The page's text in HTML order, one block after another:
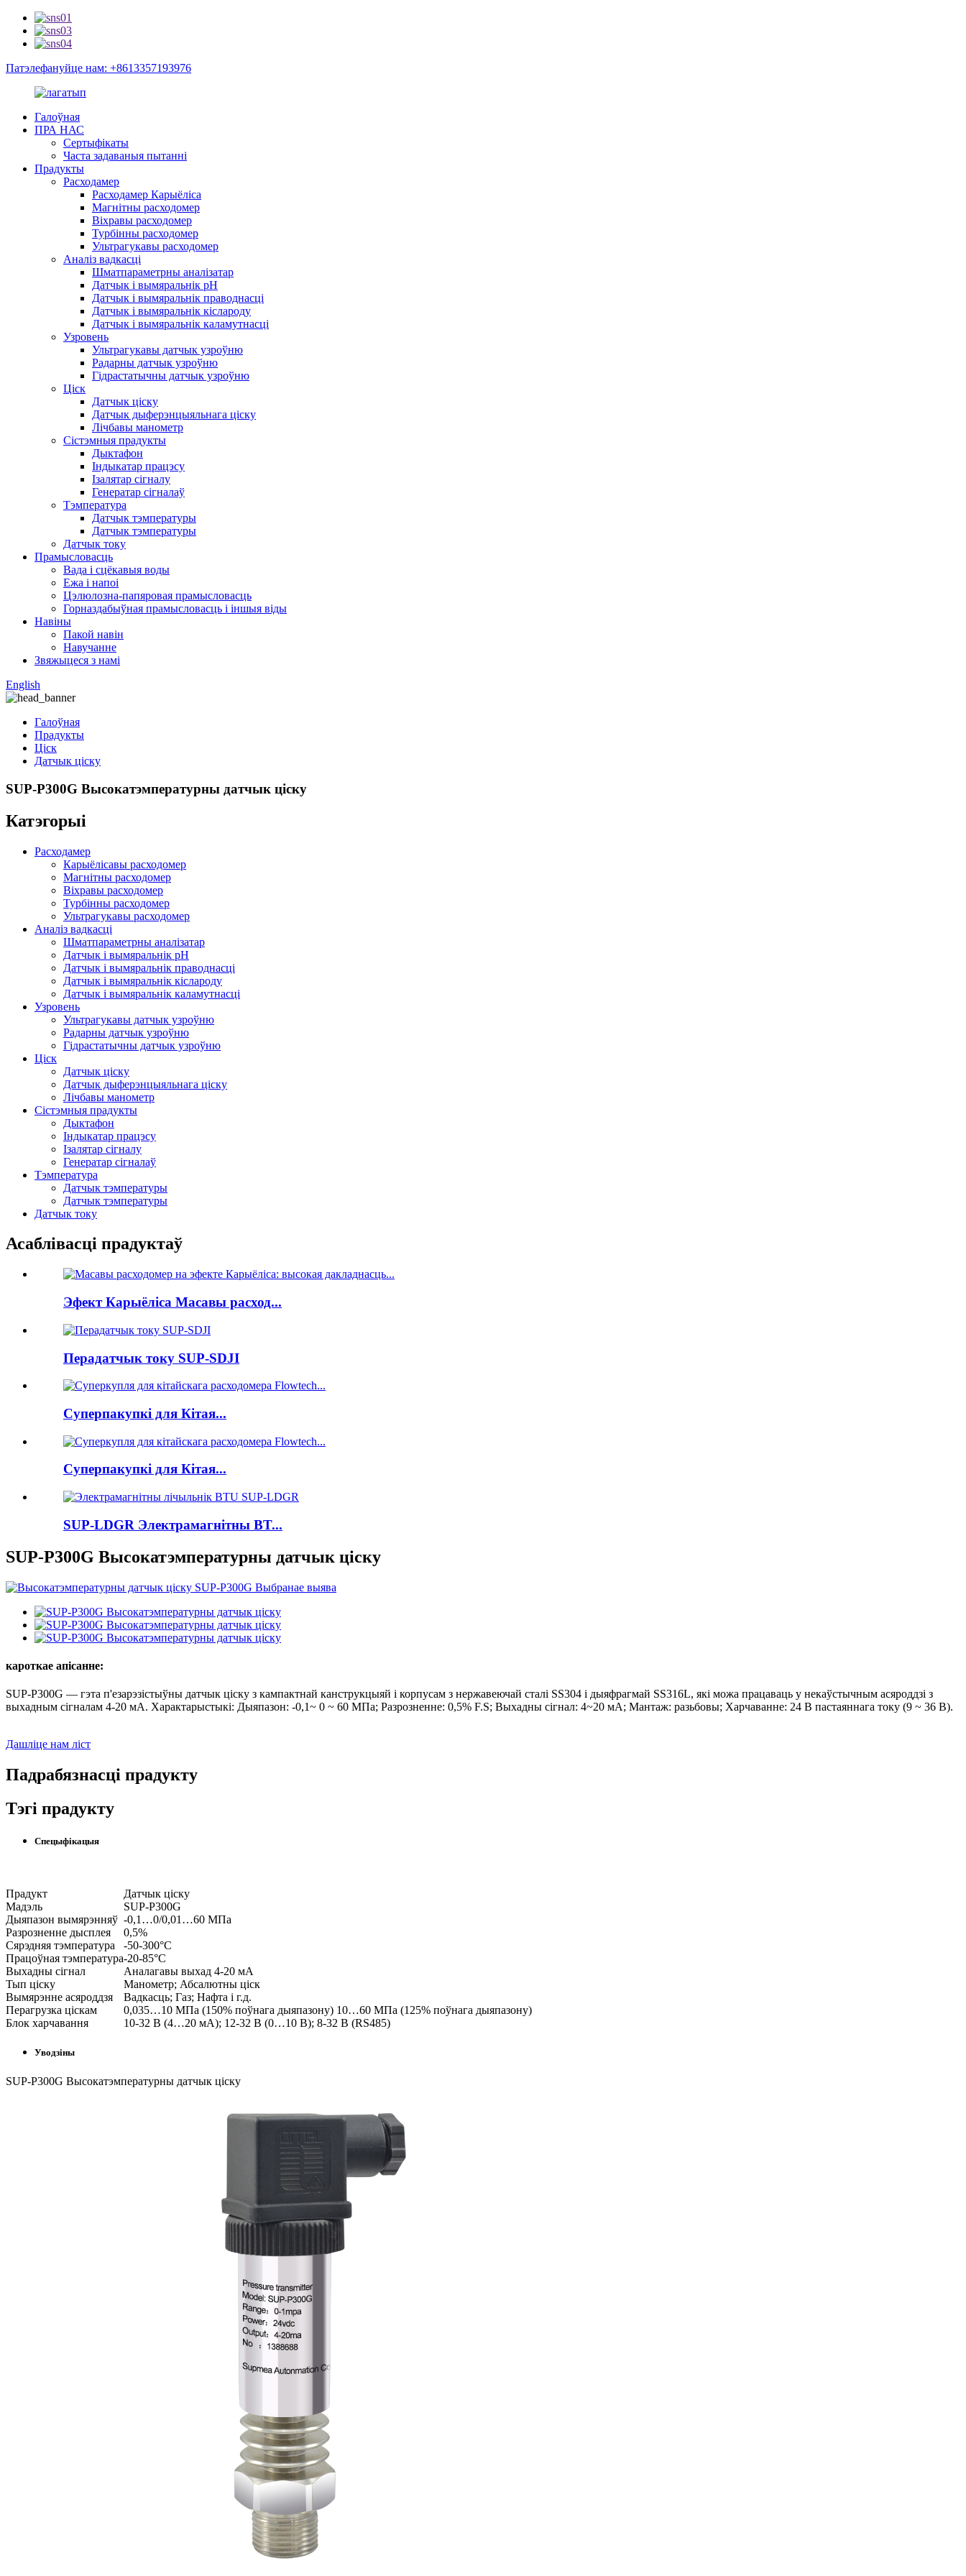
Патэлефануйце нам: +8613357193976
Галоўная
ПРА НАС
Сертыфікаты
Часта задаваныя пытанні
Прадукты
Расходамер
Расходамер Карыёліса
Магнітны расходомер
Віхравы расходомер
Турбінны расходомер
Ультрагукавы расходомер
Аналіз вадкасці
Шматпараметрны аналізатар
Датчык і вымяральнік pH
Датчык і вымяральнік праводнасці
Датчык і вымяральнік кіслароду
Датчык і вымяральнік каламутнасці
Узровень
Ультрагукавы датчык узроўню
Радарны датчык узроўню
Гідрастатычны датчык узроўню
Ціск
Датчык ціску
Датчык дыферэнцыяльнага ціску
Лічбавы манометр
Сістэмныя прадукты
Дыктафон
Індыкатар працэсу
Ізалятар сігналу
Генератар сігналаў
Тэмпература
Датчык тэмпературы
Датчык тэмпературы
Датчык току
Прамысловасць
Вада і сцёкавыя воды
Ежа і напоі
Цэлюлозна-папяровая прамысловасць
Горназдабыўная прамысловасць і іншыя віды
Навіны
Пакой навін
Навучанне
Звяжыцеся з намі
English
Галоўная
Прадукты
Ціск
Датчык ціску
SUP-P300G Высокатэмпературны датчык ціску
Катэгорыі
Расходамер
Карыёлісавы расходомер
Магнітны расходомер
Віхравы расходомер
Турбінны расходомер
Ультрагукавы расходомер
Аналіз вадкасці
Шматпараметрны аналізатар
Датчык і вымяральнік pH
Датчык і вымяральнік праводнасці
Датчык і вымяральнік кіслароду
Датчык і вымяральнік каламутнасці
Узровень
Ультрагукавы датчык узроўню
Радарны датчык узроўню
Гідрастатычны датчык узроўню
Ціск
Датчык ціску
Датчык дыферэнцыяльнага ціску
Лічбавы манометр
Сістэмныя прадукты
Дыктафон
Індыкатар працэсу
Ізалятар сігналу
Генератар сігналаў
Тэмпература
Датчык тэмпературы
Датчык тэмпературы
Датчык току
Асаблівасці прадуктаў
Эфект Карыёліса Масавы расход...
Перадатчык току SUP-SDJI
Суперпакупкі для Кітая...
Суперпакупкі для Кітая...
SUP-LDGR Электрамагнітны BT...
SUP-P300G Высокатэмпературны датчык ціску
кароткае апісанне:
SUP-P300G — гэта п'езарэзістыўны датчык ціску з кампактнай канструкцыяй і корпусам з нержавеючай сталі SS304 і дыяфрагмай SS316L, які можа працаваць у некаўстычным асяроддзі з
выхадным сігналам 4-20 мА. Характарыстыкі: Дыяпазон: -0,1~ 0 ~ 60 МПа; Разрозненне: 0,5% F.S; Выхадны сігнал: 4~20 мА; Мантаж: разьбовы; Харчаванне: 24 В пастаяннага току (9 ~ 36 В).
Дашліце нам ліст
Падрабязнасці прадукту
Тэгі прадукту
Спецыфікацыя
Прадукт
Датчык ціску
Мадэль
SUP-P300G
Дыяпазон вымярэнняў -0,1…0/0,01…60 МПа
Разрозненне дысплея
0,5%
Сярэдняя тэмпература
-50-300°C
Працоўная тэмпература-20-85°C
Выхадны сігнал
Аналагавы выхад 4-20 мА
Тып ціску
Манометр; Абсалютны ціск
Вымярэнне асяроддзя
Вадкасць; Газ; Нафта і г.д.
Перагрузка ціскам
0,035…10 МПа (150% поўнага дыяпазону) 10…60 МПа (125% поўнага дыяпазону)
Блок харчавання
10-32 В (4…20 мА); 12-32 В (0…10 В); 8-32 В (RS485)
Уводзіны
SUP-P300G Высокатэмпературны датчык ціску